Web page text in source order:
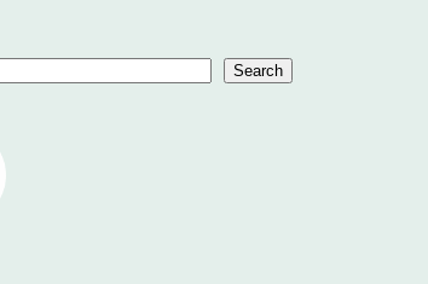
Search